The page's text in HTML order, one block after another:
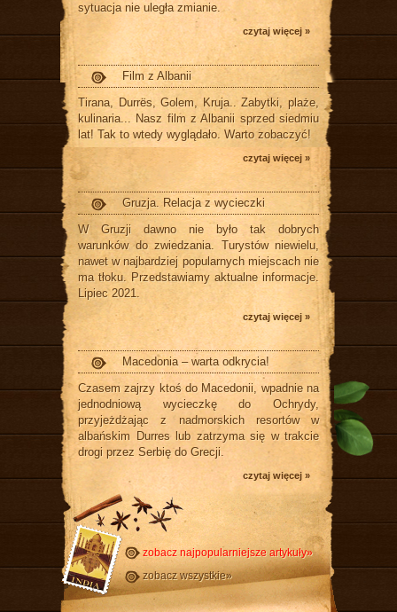
sytuacja nie uległa zmianie.
czytaj więcej »
Film z Albanii
Tirana, Durrës, Golem, Kruja.. Zabytki, plaże,
kulinaria... Nasz film z Albanii sprzed siedmiu
lat! Tak to wtedy wyglądało. Warto zobaczyć!
czytaj więcej »
Gruzja. Relacja z wycieczki
W Gruzji dawno nie było tak dobrych
warunków do zwiedzania. Turystów niewielu,
nawet w najbardziej popularnych miejscach nie
ma tłoku. Przedstawiamy aktualne informacje.
Lipiec 2021.
czytaj więcej »
Macedonia – warta odkrycia!
Czasem zajrzy ktoś do Macedonii, wpadnie na
jednodniową wycieczkę do Ochrydy,
przyjeżdżając z nadmorskich resortów w
albańskim Durres lub zatrzyma się w trakcie
drogi przez Serbię do Grecji.
czytaj więcej »
zobacz najpopularniejsze artykuły»
zobacz wszystkie»